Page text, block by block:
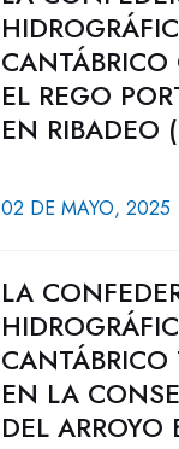
CANTÁBRICO
EL REGO
EN RIBADEO
02 DE MAYO, 2025
LA
CANTÁBRICO
EN LA
DEL ARROYO